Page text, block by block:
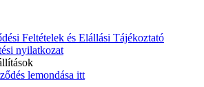
Feltételek és Elállási Tájékoztató
nyilatkozat
lemondása itt